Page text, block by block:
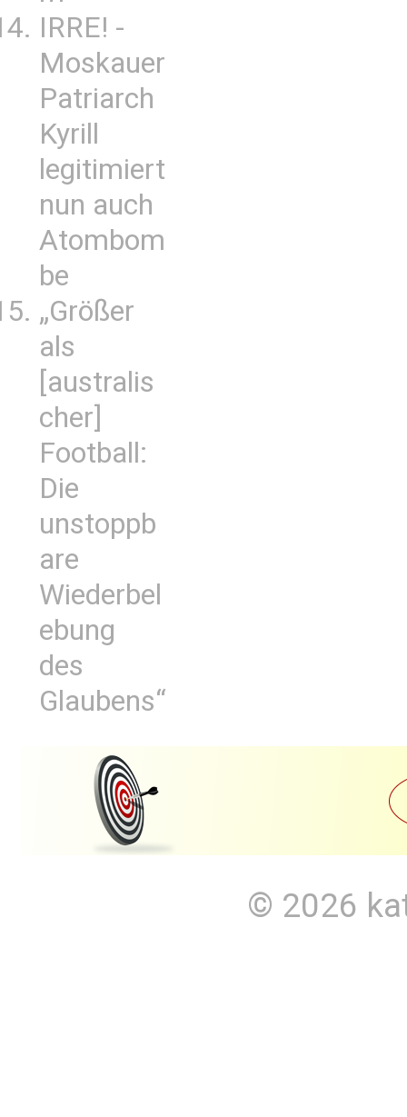
IRRE! -
Moskauer
Patriarch
Kyrill
legitimiert
nun auch
Atombom
be
„Größer
als
[australis
cher]
Football:
Die
unstoppb
are
Wiederbel
ebung
des
Glaubens“
© 2026